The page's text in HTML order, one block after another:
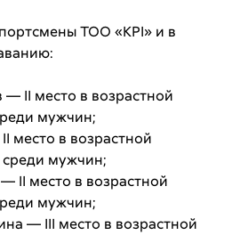
ТОО «KPI» и в
II место в возрастной
мужчин;
место в возрастной
среди мужчин;
II место в возрастной
мужчин;
— III место в возрастной